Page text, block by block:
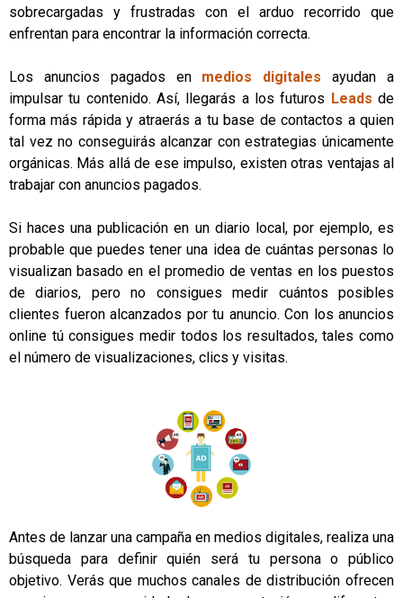
sobrecargadas y frustradas con el arduo recorrido que
enfrentan para encontrar la información correcta.
Los anuncios pagados en medios digitales ayudan a
impulsar tu contenido. Así, llegarás a los futuros Leads de
forma más rápida y atraerás a tu base de contactos a quien
tal vez no conseguirás alcanzar con estrategias únicamente
orgánicas. Más allá de ese impulso, existen otras ventajas al
trabajar con anuncios pagados.
Si haces una publicación en un diario local, por ejemplo, es
probable que puedes tener una idea de cuántas personas lo
visualizan basado en el promedio de ventas en los puestos
de diarios, pero no consigues medir cuántos posibles
clientes fueron alcanzados por tu anuncio. Con los anuncios
online tú consigues medir todos los resultados, tales como
el número de visualizaciones, clics y visitas.
Antes de lanzar una campaña en medios digitales, realiza una
búsqueda para definir quién será tu persona o público
objetivo. Verás que muchos canales de distribución ofrecen